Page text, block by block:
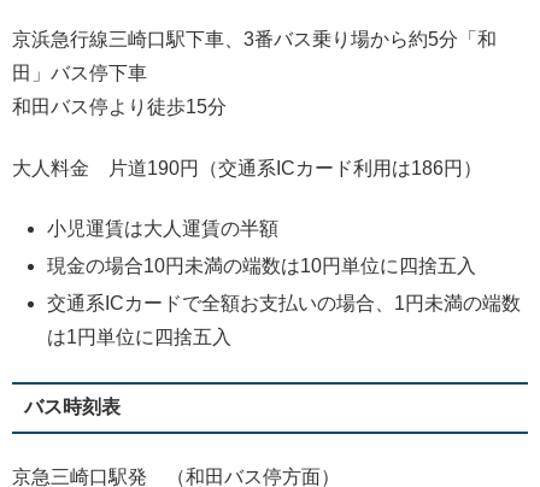
京浜急行線三崎口駅下車、3番バス乗り場から約5分「和
田」バス停下車
和田バス停より徒歩15分
大人料金 片道190円（交通系ICカード利用は186円）
小児運賃は大人運賃の半額
現金の場合10円未満の端数は10円単位に四捨五入
交通系ICカードで全額お支払いの場合、1円未満の端数
は1円単位に四捨五入
バス時刻表
京急三崎口駅発 （和田バス停方面）